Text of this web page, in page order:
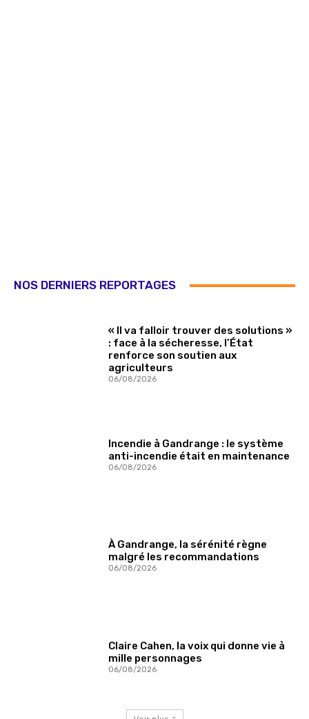
NOS DERNIERS REPORTAGES
« Il va falloir trouver des solutions »
: face à la sécheresse, l’État
renforce son soutien aux
agriculteurs
06/08/2026
Incendie à Gandrange : le système
anti-incendie était en maintenance
06/08/2026
À Gandrange, la sérénité règne
malgré les recommandations
06/08/2026
Claire Cahen, la voix qui donne vie à
mille personnages
06/08/2026